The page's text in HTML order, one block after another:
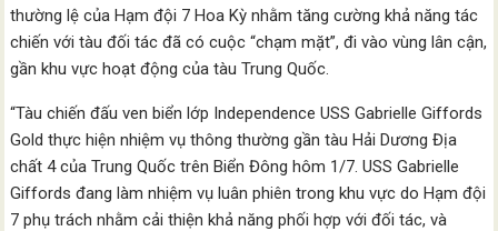
thường lệ của Hạm đội 7 Hoa Kỳ nhằm tăng cường khả năng tác
chiến với tàu đối tác đã có cuộc “chạm mặt”, đi vào vùng lân cận,
gần khu vực hoạt động của tàu Trung Quốc.
“Tàu chiến đấu ven biển lớp Independence USS Gabrielle Giffords
Gold thực hiện nhiệm vụ thông thường gần tàu Hải Dương Địa
chất 4 của Trung Quốc trên Biển Đông hôm 1/7. USS Gabrielle
Giffords đang làm nhiệm vụ luân phiên trong khu vực do Hạm đội
7 phụ trách nhằm cải thiện khả năng phối hợp với đối tác, và